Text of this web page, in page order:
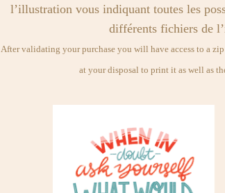
l’illustration vous indiquant toutes les
différents fichiers de
After validating your purchase you will have access to a
at your disposal to print it as well as